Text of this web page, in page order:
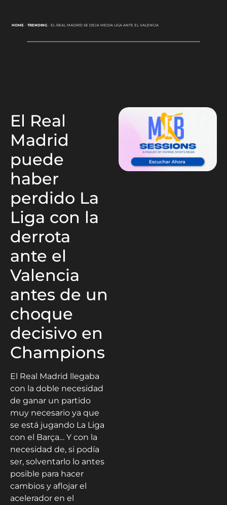
HOME- TRENDING- EL REAL MADRID SE DEJA MEDIA LIGA ANTE EL VALENCIA
El Real
Madrid
puede
haber
perdido La
Liga con la
derrota
ante el
Valencia
antes de un
choque
decisivo en
Champions
El Real Madrid llegaba
con la doble necesidad
de ganar un partido
muy necesario ya que
se está jugando La Liga
con el Barça… Y con la
necesidad de, si podía
ser, solventarlo lo antes
posible para hacer
cambios y aflojar el
acelerador en el